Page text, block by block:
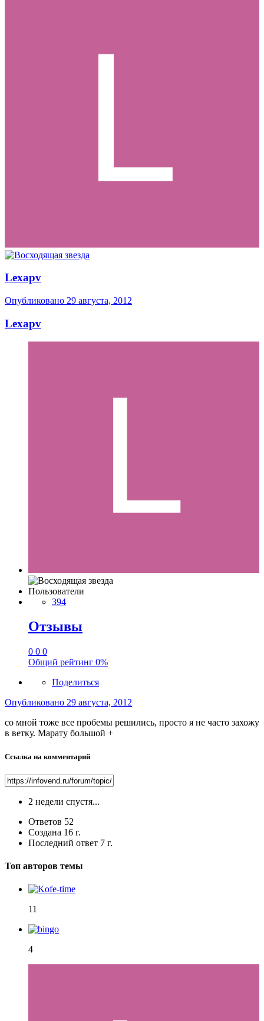
Lexapv
Опубликовано 29 августа, 2012
Lexapv
Пользователи
394
Отзывы
0 0 0
Общий рейтинг 0%
Поделиться
Опубликовано 29 августа, 2012
со мной тоже все пробемы решились, просто я не часто захожу
в ветку. Марату большой +
Ссылка на комментарий
2 недели спустя...
Ответов 52
Создана 16 г.
Последний ответ 7 г.
Топ авторов темы
11
4